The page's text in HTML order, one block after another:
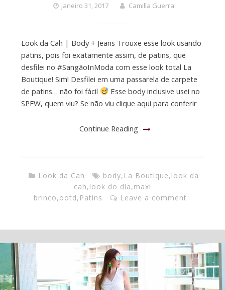
janeiro 31, 2017 Camilla Guerra
Look da Cah | Body + Jeans Trouxe esse look usando
patins, pois foi exatamente assim, de patins, que
desfilei no #SangãoInModa com esse look total La
Boutique! Sim! Desfilei em uma passarela de carpete
de patins… não foi fácil
Esse body inclusive usei no
SPFW, quem viu? Se não viu clique aqui para conferir
Continue Reading
Look da Cah body, La Boutique,look da
cah,look do dia,maxi
brinco,ootd, Patins Leave a comment